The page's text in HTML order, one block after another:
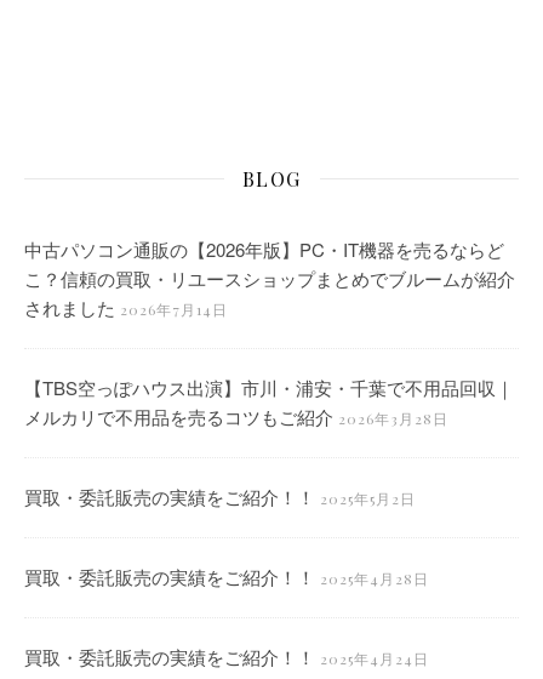
BLOG
中古パソコン通販の【2026年版】PC・IT機器を売るならど
こ？信頼の買取・リユースショップまとめでブルームが紹介
されました 2026年7月14日
【TBS空っぽハウス出演】市川・浦安・千葉で不用品回収｜
メルカリで不用品を売るコツもご紹介 2026年3月28日
買取・委託販売の実績をご紹介！！ 2025年5月2日
買取・委託販売の実績をご紹介！！ 2025年4月28日
買取・委託販売の実績をご紹介！！ 2025年4月24日